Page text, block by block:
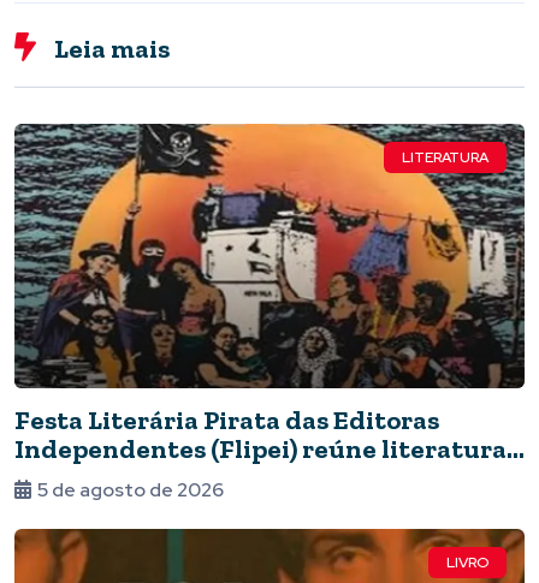
Leia mais
LITERATURA
Festa Literária Pirata das Editoras
Independentes (Flipei) reúne literatura
e resistência cultural
5 de agosto de 2026
LIVRO